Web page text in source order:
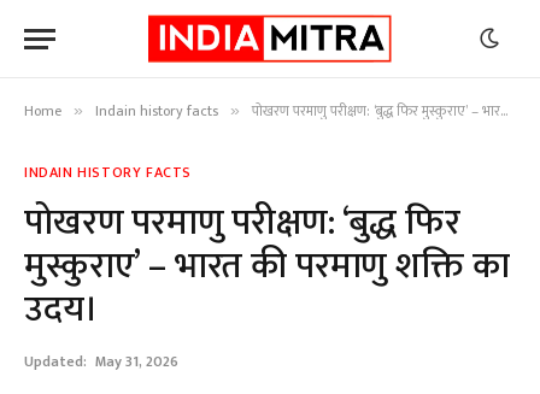
Home » Indain history facts » पोखरण परमाणु परीक्षण: ‘बुद्ध फिर मुस्कुराए’ – भारत की परमाणु शक्ति का उदय।
INDAIN HISTORY FACTS
पोखरण परमाणु परीक्षण: ‘बुद्ध फिर
मुस्कुराए’ – भारत की परमाणु शक्ति का
उदय।
Updated: May 31, 2026